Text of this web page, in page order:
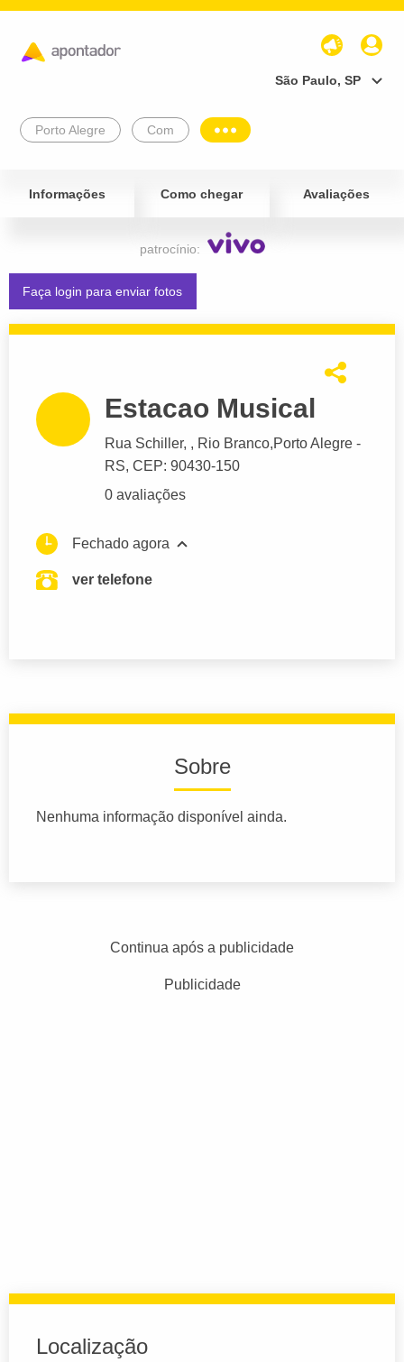
São Paulo, SP
Porto Alegre Com
Informações Como chegar Avaliações
patrocínio:
Faça login para enviar fotos
Estacao Musical
Rua Schiller, , Rio Branco,Porto Alegre -
RS, CEP: 90430-150
0 avaliações
Fechado agora
ver telefone
Sobre
Nenhuma informação disponível ainda.
Continua após a publicidade
Publicidade
Localização